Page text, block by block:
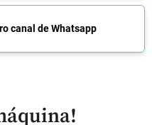
canal de Whatsapp